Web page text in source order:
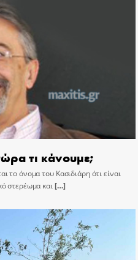
τι κάνουμε;
το όνομα του Κασιδιάρη ότι είναι
στερέωμα και[…]